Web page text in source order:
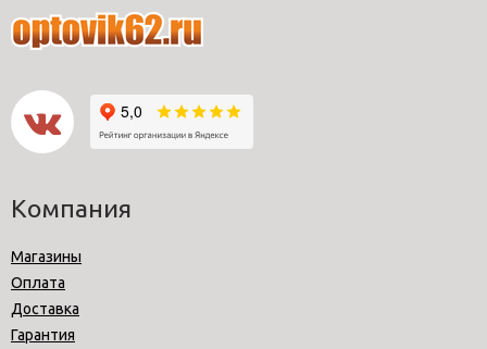
Компания
Магазины
Оплата
Доставка
Гарантия